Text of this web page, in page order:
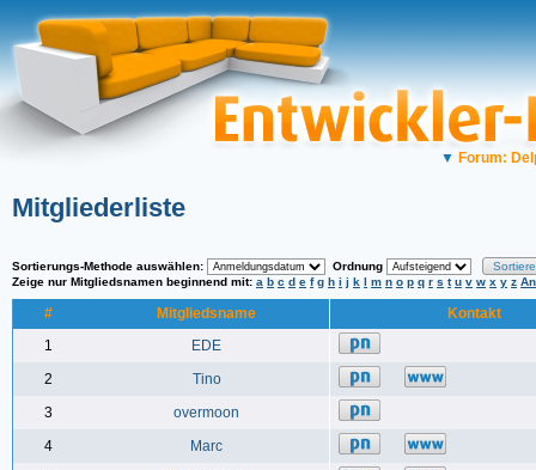
▼ Forum:
Mitgliederliste
Sortierungs-Methode auswählen:
Ordnung
Zeige nur Mitgliedsnamen beginnend mit: a b c d e f g h i j k l m n o p q r s t u v w x y z
# Mitgliedsname
Kontakt
1
EDE
2
Tino
3
overmoon
4
Marc